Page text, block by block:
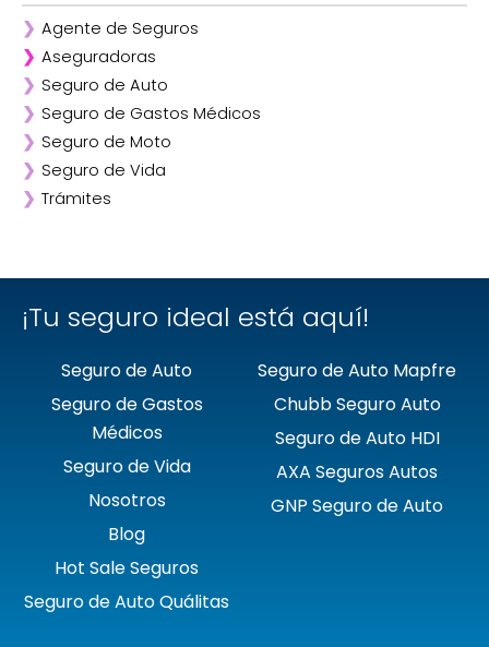
❯ Agente de Seguros
❯ Aseguradoras
❯ Afirme
❯ ANA
❯ AXA
❯ Chubb
❯ GNP
❯ Seguro de Auto
❯ Seguro de Gastos Médicos
❯ Seguro de Moto
❯ Seguro de Vida
❯ Trámites
¡Tu seguro ideal está aquí!
Seguro de Auto
Seguro de Gastos
Médicos
Seguro de Vida
Nosotros
Blog
Hot Sale Seguros
Seguro de Auto Quálitas
Seguro de Auto Mapfre
Chubb Seguro Auto
Seguro de Auto HDI
AXA Seguros Autos
GNP Seguro de Auto